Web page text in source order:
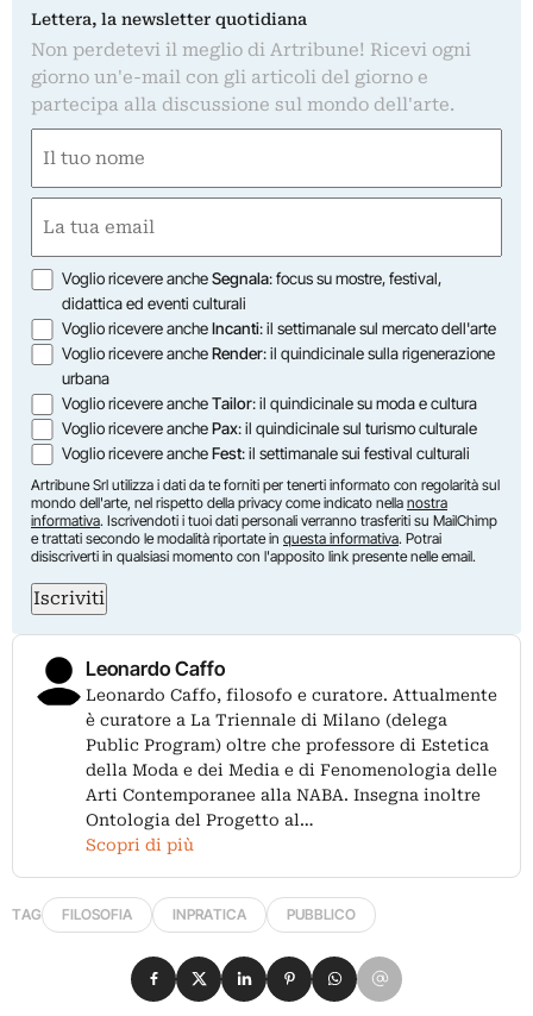
Lettera, la newsletter quotidiana
Non perdetevi il meglio di Artribune! Ricevi ogni
giorno un'e-mail con gli articoli del giorno e
partecipa alla discussione sul mondo dell'arte.
(Obbligatorio)
Nome
(Obbligatorio)
Opzioni
Voglio ricevere ancheSegnala: focus su mostre, festival,
didattica ed eventi culturali
Voglio ricevere ancheIncanti: il settimanale sul mercato dell'arte
Voglio ricevere ancheRender: il quindicinale sulla rigenerazione
urbana
Voglio ricevere ancheTailor: il quindicinale su moda e cultura
Voglio ricevere anchePax: il quindicinale sul turismo culturale
Voglio ricevere ancheFest: il settimanale sui festival culturali
Artribune Srl utilizza i dati da te forniti per tenerti informato con regolarità sul
mondo dell'arte, nel rispetto della privacy come indicato nella nostra
informativa. Iscrivendoti i tuoi dati personali verranno trasferiti su MailChimp
e trattati secondo le modalità riportate in questa informativa. Potrai
disiscriverti in qualsiasi momento con l'apposito link presente nelle email.
Iscriviti
Leonardo Caffo
Leonardo Caffo, filosofo e curatore. Attualmente
è curatore a La Triennale di Milano (delega
Public Program) oltre che professore di Estetica
della Moda e dei Media e di Fenomenologia delle
Arti Contemporanee alla NABA. Insegna inoltre
Ontologia del Progetto al…
Scopri di più
TAG FILOSOFIA INPRATICA PUBBLICO
Condividi su Facebook
Condividi su X
Condividi su LinkedIn
Condividi su Pinterest
Condividi su WhatsApp
Condividi su Email